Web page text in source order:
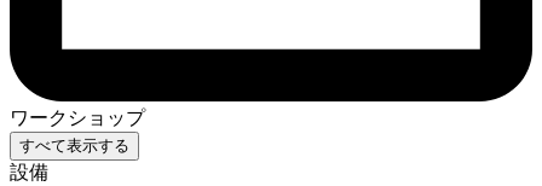
ワークショップ
すべて表示する
設備